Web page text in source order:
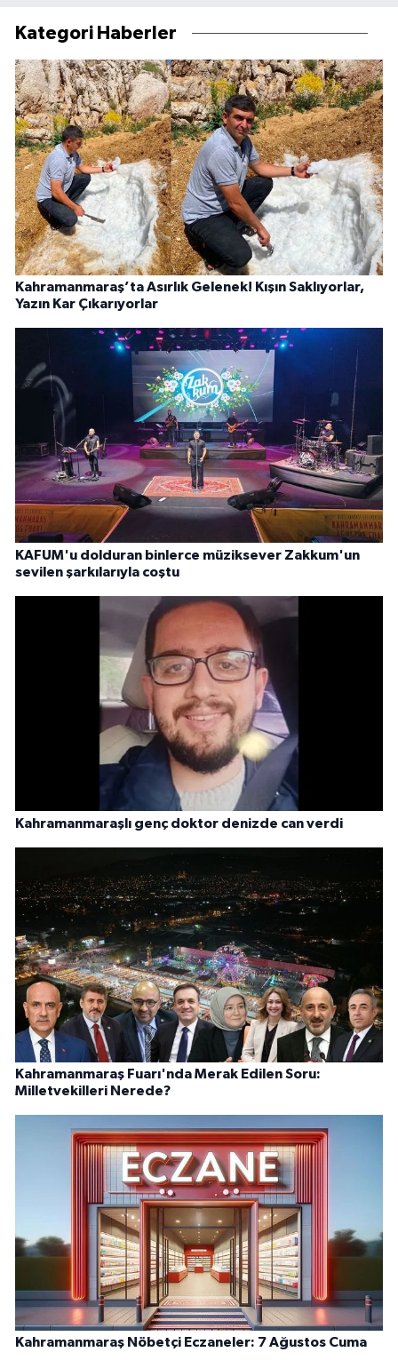
Kategori Haberler
Kahramanmaraş’ta Asırlık Gelenek! Kışın Saklıyorlar,
Yazın Kar Çıkarıyorlar
KAFUM'u dolduran binlerce müziksever Zakkum'un
sevilen şarkılarıyla coştu
Kahramanmaraşlı genç doktor denizde can verdi
Kahramanmaraş Fuarı'nda Merak Edilen Soru:
Milletvekilleri Nerede?
Kahramanmaraş Nöbetçi Eczaneler: 7 Ağustos Cuma